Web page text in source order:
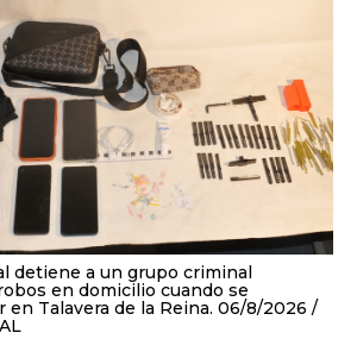
detiene a un grupo criminal
en domicilio cuando se
en Talavera de la Reina. 06/8/2026